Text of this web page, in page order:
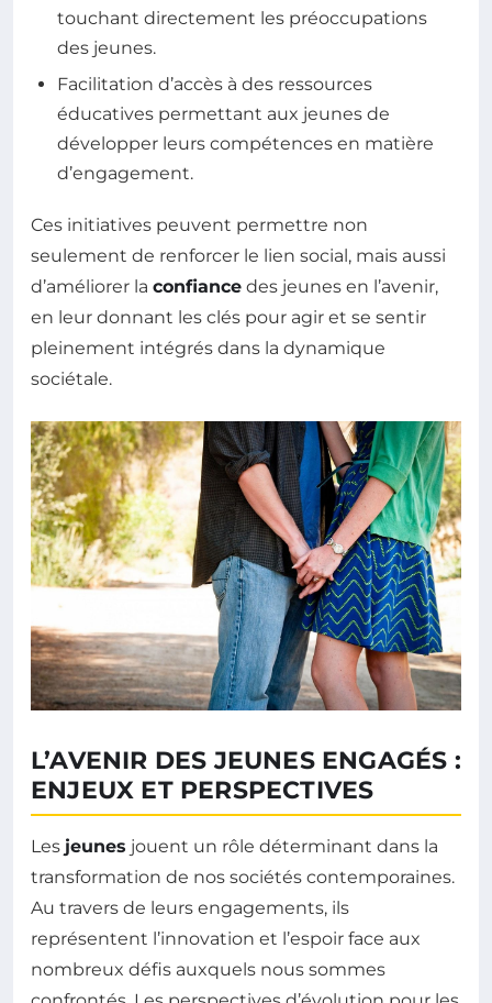
touchant directement les préoccupations
des jeunes.
Facilitation d’accès à des ressources
éducatives permettant aux jeunes de
développer leurs compétences en matière
d’engagement.
Ces initiatives peuvent permettre non
seulement de renforcer le lien social, mais aussi
d’améliorer la confiance des jeunes en l’avenir,
en leur donnant les clés pour agir et se sentir
pleinement intégrés dans la dynamique
sociétale.
L’AVENIR DES JEUNES ENGAGÉS :
ENJEUX ET PERSPECTIVES
Les jeunes jouent un rôle déterminant dans la
transformation de nos sociétés contemporaines.
Au travers de leurs engagements, ils
représentent l’innovation et l’espoir face aux
nombreux défis auxquels nous sommes